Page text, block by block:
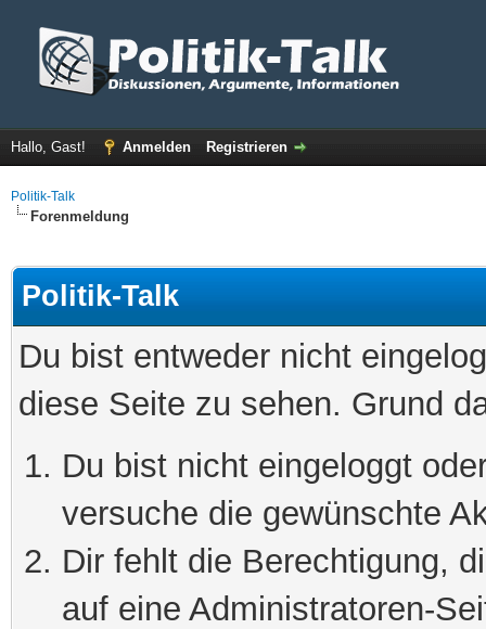
Hallo, Gast! Anmelden Registrieren
Politik-Talk
Forenmeldung
Politik-Talk
Du bist entweder nicht
diese Seite zu sehen. Grund
Du bist nicht eingeloggt
versuche die gewünschte
Dir fehlt die Berechtigung,
auf eine Administratoren-